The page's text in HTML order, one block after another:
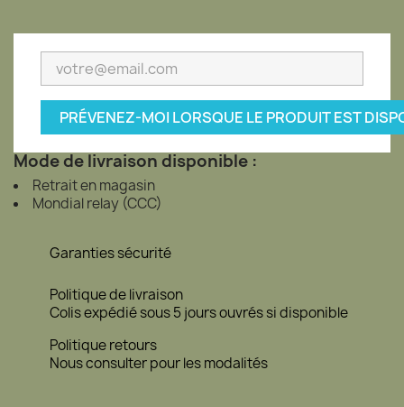
PRÉVENEZ-MOI LORSQUE LE PRODUIT EST
Mode de livraison disponible :
Retrait en magasin
Mondial relay (CCC)
Garanties sécurité
Politique de livraison
Colis expédié sous 5 jours ouvrés si disponible
Politique retours
Nous consulter pour les modalités